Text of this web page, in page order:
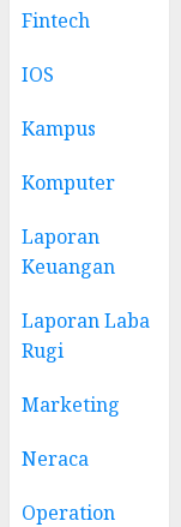
Fintech
IOS
Kampus
Komputer
Laporan
Keuangan
Laporan Laba
Rugi
Marketing
Neraca
Operation